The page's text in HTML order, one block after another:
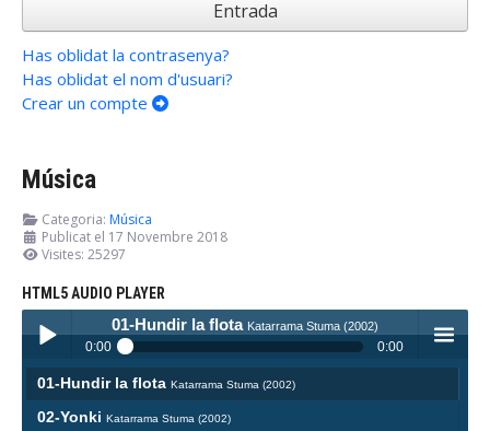
Entrada
Has oblidat la contrasenya?
Has oblidat el nom d'usuari?
Crear un compte
Música
Categoria: Música
Publicat el 17 Novembre 2018
Visites: 25297
HTML5 AUDIO PLAYER
01-Hundir la flota Katarrama Stuma (2002)
0:00 0:00
01-Hundir la flotaKatarrama Stuma (2002)
02-YonkiKatarrama Stuma (2002)